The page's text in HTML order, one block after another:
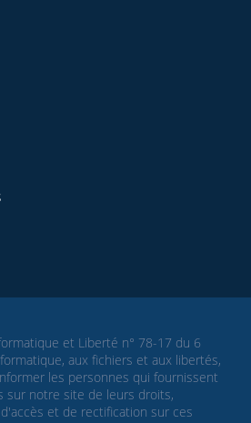
et Liberté n° 78-17 du 6
aux fichiers et aux libertés,
les personnes qui fournissent
sur notre site de leurs droits,
et de rectification sur ces